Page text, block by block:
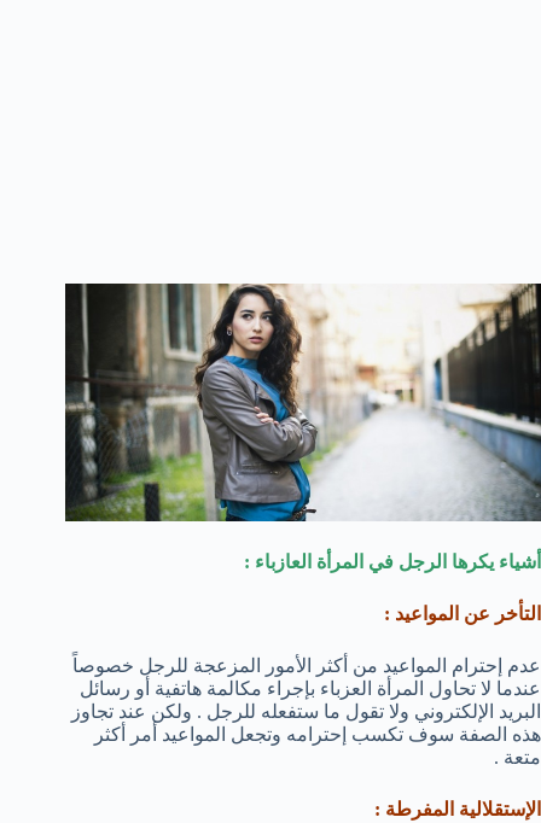
أشياء يكرها الرجل في المرأة العازباء :
التأخر عن المواعيد :
عدم إحترام المواعيد من أكثر الأمور المزعجة للرجل خصوصاً
عندما لا تحاول المرأة العزباء بإجراء مكالمة هاتفية أو رسائل
البريد الإلكتروني ولا تقول ما ستفعله للرجل . ولكن عند تجاوز
هذه الصفة سوف تكسب إحترامه وتجعل المواعيد أمر أكثر
متعة .
الإستقلالية المفرطة :